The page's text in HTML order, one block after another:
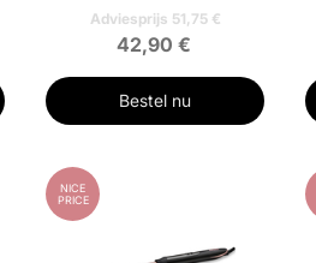
Adviesprijs 51,75 €
42,90 €
Bestel nu
NICE
PRICE